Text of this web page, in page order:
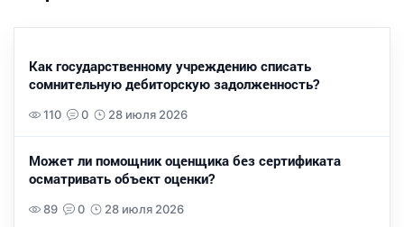
Как государственному учреждению списать
сомнительную дебиторскую задолженность?
110 0 28 июля 2026
Может ли помощник оценщика без сертификата
осматривать объект оценки?
89 0 28 июля 2026